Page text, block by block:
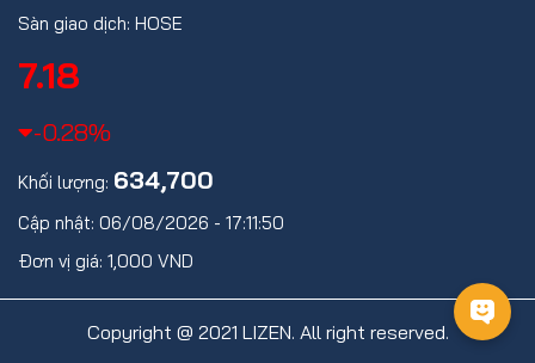
Sàn giao dịch: HOSE
7.18
-0.28%
Khối lượng: 634,700
Cập nhật: 06/08/2026 - 17:11:50
Đơn vị giá: 1,000 VND
Copyright @ 2021 LIZEN. All right reserved.